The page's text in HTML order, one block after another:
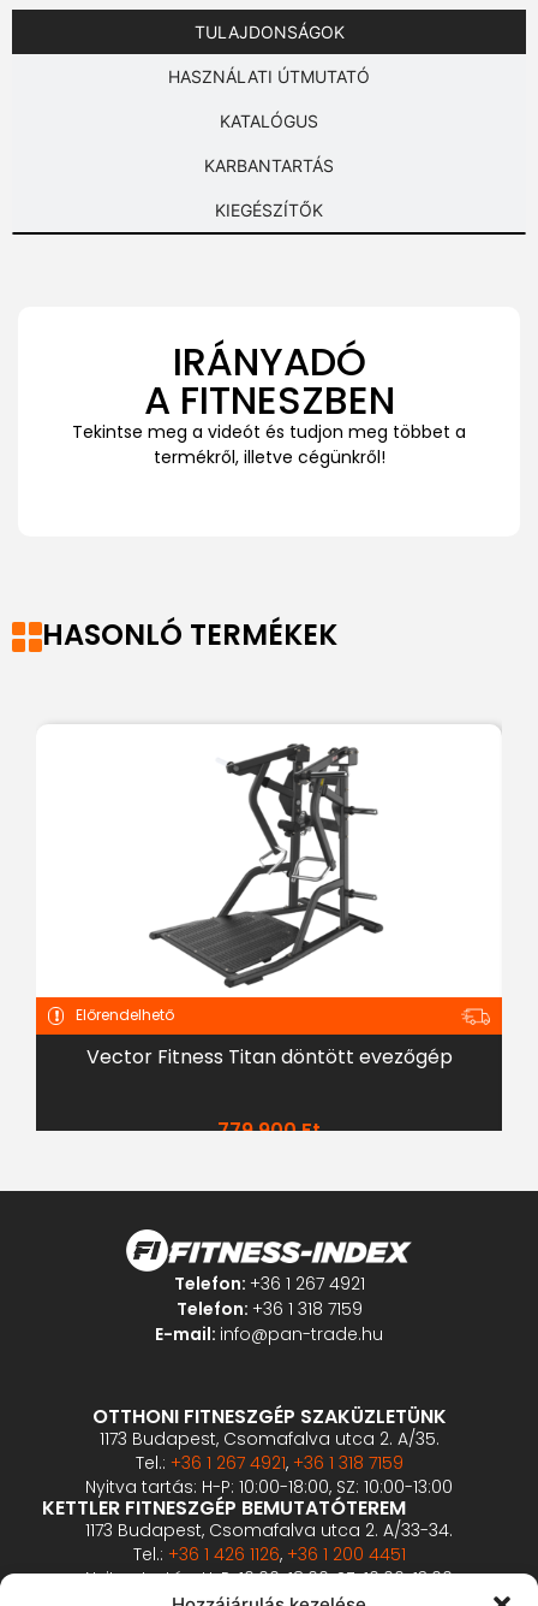
TULAJDONSÁGOK
HASZNÁLATI ÚTMUTATÓ
KATALÓGUS
KARBANTARTÁS
KIEGÉSZÍTŐK
IRÁNYADÓ
A FITNESZBEN
Tekintse meg a videót és tudjon meg többet a
termékről, illetve cégünkről!
HASONLÓ TERMÉKEK
Előrendelhető
Vector Fitness Titan döntött evezőgép
779 900Ft
Telefon: +36 1 267 4921
Telefon: +36 1 318 7159
E-mail: info@pan-trade.hu
OTTHONI FITNESZGÉP SZAKÜZLETÜNK
1173 Budapest, Csomafalva utca 2. A/35.
Tel.: +36 1 267 4921, +36 1 318 7159
Nyitva tartás: H-P: 10:00-18:00, SZ: 10:00-13:00
KETTLER FITNESZGÉP BEMUTATÓTEREM
1173 Budapest, Csomafalva utca 2. A/33-34.
Tel.: +36 1 426 1126, +36 1 200 4451
Nyitva tartás: H-P: 10:00-18:00, SZ: 10:00-13:00
PROFESSZIONÁLIS FITNESZGÉP BEMUTATÓTEREM